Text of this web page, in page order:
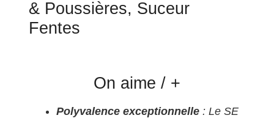
& Poussières, Suceur
Fentes
On aime / +
Polyvalence exceptionnelle : Le SE